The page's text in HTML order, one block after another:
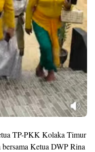
TP-PKK Kolaka Timur
Ketua DWP Rina